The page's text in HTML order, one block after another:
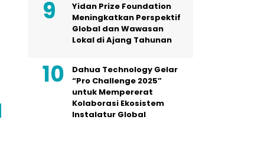
Yidan Prize Foundation
Meningkatkan Perspektif
Global dan Wawasan
Lokal di Ajang Tahunan
Dahua Technology Gelar
“Pro Challenge 2025”
untuk Mempererat
Kolaborasi Ekosistem
Instalatur Global